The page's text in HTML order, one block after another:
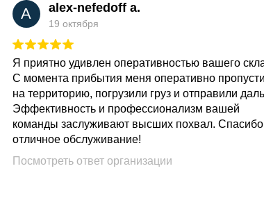
A alex-nefedoff a.
19 октября
Я приятно удивлен оперативностью вашего
С момента прибытия меня оперативно
на территорию, погрузили груз и отправили
Эффективность и профессионализм вашей
команды заслуживают высших похвал. Спасибо
отличное обслуживание!
Посмотреть ответ организации